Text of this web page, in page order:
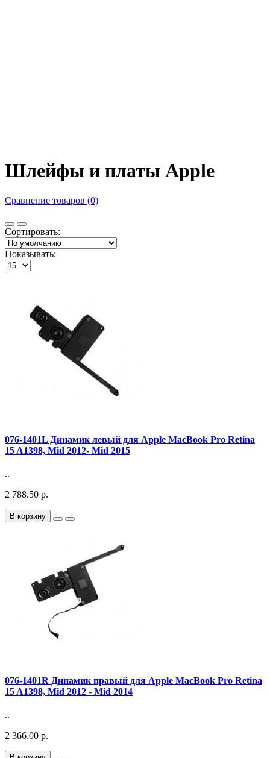
Шлейфы и платы Apple
Сравнение товаров (0)
Сортировать:
Показывать:
076-1401L Динамик левый для Apple MacBook Pro Retina
15 A1398, Mid 2012- Mid 2015
..
2 788.50 р.
В корзину
076-1401R Динамик правый для Apple MacBook Pro Retina
15 A1398, Mid 2012 - Mid 2014
..
2 366.00 р.